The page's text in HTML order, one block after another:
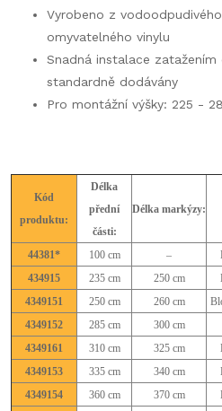
Vyrobeno z
omyvatelného vinylu
Snadná instalace
standardně dodávány
Pro montážní výšky: 225 -
Kód
produktu:
Délka
přední
části:
Délka markýzy:
44381* 100 cm –
434915
235 cm 250 cm
4349151
250 cm 260 cm
4349152
285 cm 300 cm
4349161
310 cm 325 cm
4349153
335 cm 340 cm
4349154
360 cm 370 cm